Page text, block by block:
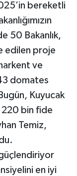
bereketli
50 Bakanlık,
edilen proje
ve
domates
Kuyucak
220 bin fide
Temiz,
en iyi